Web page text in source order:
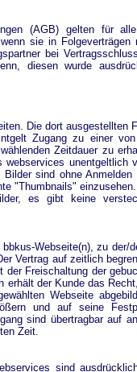
(AGB) gelten für
sie in Folgeverträgen
bei
diesen wurde
Die dort ausgestellten
Zugang zu einer
Zeitdauer zu
webservices unentgeltlich
sind ohne Anmelden
"Thumbnails"
es gibt keine
Webseite(n), zu der/
Vertrag auf zeitlich
der Freischaltung der
erhält der Kunde das
Webseite
und auf seine
sind übertragbar auf
Zeit.
sind